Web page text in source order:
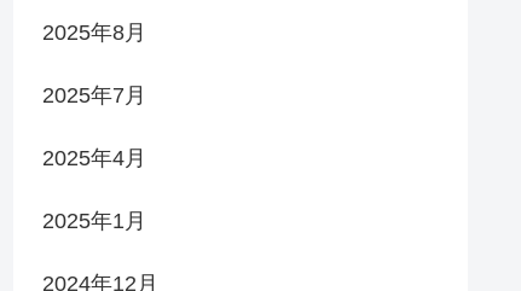
2025年8月
2025年7月
2025年4月
2025年1月
2024年12月